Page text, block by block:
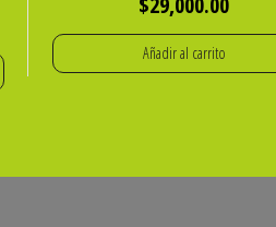
Añadir al carrito